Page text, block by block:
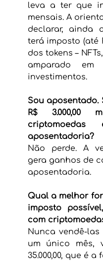
leva a ter que
mensais. A
declarar, ainda
terá imposto (até
dos tokens –
amparado
investimentos.
Sou aposentado.
R$
aposentadoria?
Não perde. A
gera ganhos de
aposentadoria.
Qual a melhor
imposto
com
Nunca vendê-
um único mês,
35.000,00, que é